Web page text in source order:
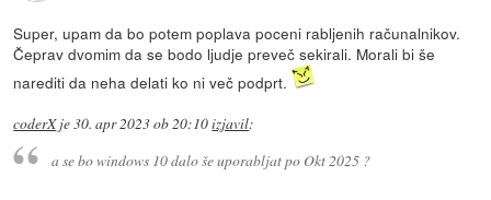
Super, upam da bo potem poplava poceni rabljenih računalnikov.
Čeprav dvomim da se bodo ljudje preveč sekirali. Morali bi še
narediti da neha delati ko ni več podprt.
coderXje30. apr 2023 ob 20:10izjavil:
a se bo windows 10 dalo še uporabljat po Okt 2025 ?